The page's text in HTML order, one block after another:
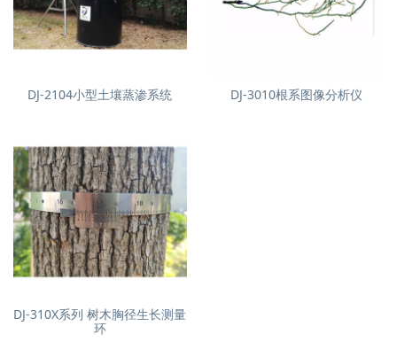
DJ-2104小型土壤蒸渗系统 DJ-3010根系图像分析仪
DJ-310X系列 树木胸径生长测量
环